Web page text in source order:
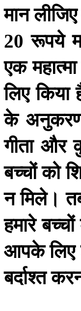
मानलीजिए
20रूपये
एक महात्मा
लिए किया
के
गीता और
बच्चोंको
न मिले।
हमारे बच्चों
आपकेलिए
बर्दाश्त